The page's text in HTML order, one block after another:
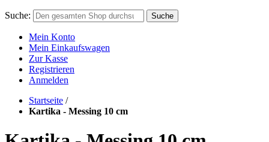
Suche: Suche
Mein Konto
Mein Einkaufswagen
Zur Kasse
Registrieren
Anmelden
Startseite /
Kartika - Messing 10 cm